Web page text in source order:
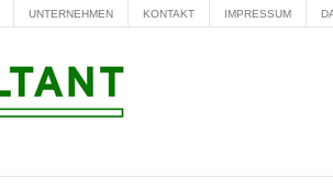
UNTERNEHMEN KONTAKT IMPRESSUM